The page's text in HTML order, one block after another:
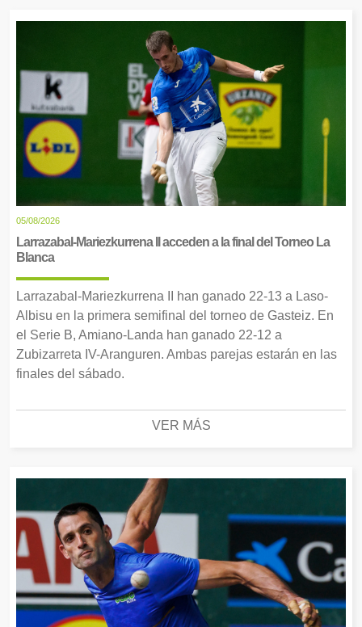
05/08/2026
Larrazabal-Mariezkurrena II acceden a la final del Torneo La
Blanca
Larrazabal-Mariezkurrena II han ganado 22-13 a Laso-
Albisu en la primera semifinal del torneo de Gasteiz. En
el Serie B, Amiano-Landa han ganado 22-12 a
Zubizarreta IV-Aranguren. Ambas parejas estarán en las
finales del sábado.
VER MÁS